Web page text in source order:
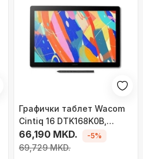
Графички таблет Wacom
Cintiq 16 DTK168K0B,
екран 16" 2.5K, USB C
HDMI, црн
66,190 MKD.
69,729 MKD.
-5%